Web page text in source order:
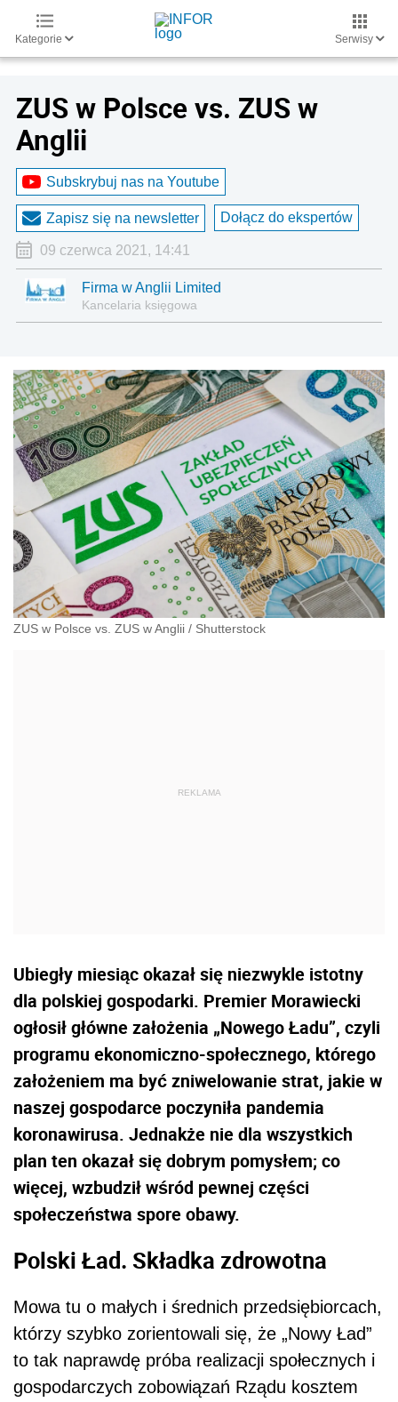
Kategorie Serwisy
ZUS w Polsce vs. ZUS w
Anglii
Subskrybuj nas na Youtube
Zapisz się na newsletter Dołącz do ekspertów
09 czerwca 2021, 14:41
Firma w Anglii Limited
Kancelaria księgowa
ZUS w Polsce vs. ZUS w Anglii / Shutterstock
Ubiegły miesiąc okazał się niezwykle istotny
dla polskiej gospodarki. Premier Morawiecki
ogłosił główne założenia „Nowego Ładu”, czyli
programu ekonomiczno-społecznego, którego
założeniem ma być zniwelowanie strat, jakie w
naszej gospodarce poczyniła pandemia
koronawirusa. Jednakże nie dla wszystkich
plan ten okazał się dobrym pomysłem; co
więcej, wzbudził wśród pewnej części
społeczeństwa spore obawy.
Polski Ład. Składka zdrowotna
Mowa tu o małych i średnich przedsiębiorcach,
którzy szybko zorientowali się, że „Nowy Ład”
to tak naprawdę próba realizacji społecznych i
gospodarczych zobowiązań Rządu kosztem